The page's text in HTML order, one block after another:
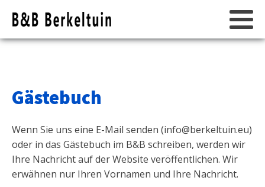
Gästebuch
Wenn Sie uns eine E-Mail senden (info@berkeltuin.eu)
oder in das Gästebuch im B&B schreiben, werden wir
Ihre Nachricht auf der Website veröffentlichen. Wir
erwähnen nur Ihren Vornamen und Ihre Nachricht.